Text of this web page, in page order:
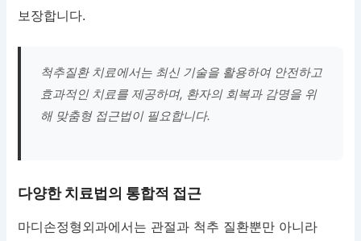
보장합니다.
척추질환 치료에서는 최신 기술을 활용하여 안전하고
효과적인 치료를 제공하며, 환자의 회복과 감명을 위
해 맞춤형 접근법이 필요합니다.
다양한 치료법의 통합적 접근
마디손정형외과에서는 관절과 척추 질환뿐만 아니라